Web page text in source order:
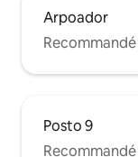
Arpoador
Posto 9